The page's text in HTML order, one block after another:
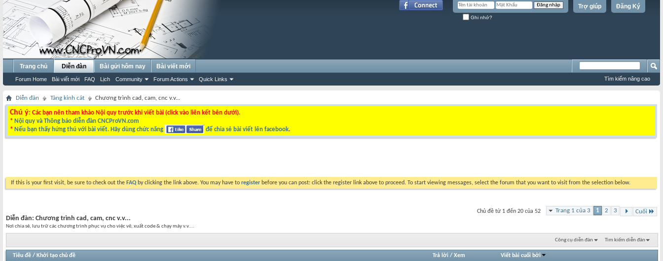
Đăng Ký
Trợ giúp
Ghi nhớ?
Trang chủ Diễn đàn
Forum Home Bài viết mới FAQ Lịch Community Forum Actions Quick Links
Bài gửi hôm nay Bài viết mới
Tìm kiếm nâng cao
Diễn đàn Tàng kinh cát Chương trình cad, cam, cnc v.v...
Chú ý: Các bạn nên tham khảo Nội quy trước khi viết bài (click vào liên kết bên dưới).
* Nội quy và Thông báo diễn đàn CNCProVN.com
* Nếu bạn thấy hứng thú với bài viết. Hãy dùng chức năng để chia sẻ bài viết lên facebook.
If this is your first visit, be sure to check out the FAQ by clicking the link above. You may have to register before you can post: click the register link above to proceed. To start viewing messages, select the forum that you want to visit from the selection below.
Trang 1 của 3 1 2 3 Cuối
Chủ đề từ 1 đến 20 của 52
Diễn đàn: Chương trình cad, cam, cnc v.v...
Nơi chia sẻ, lưu trữ các chương trình phục vụ cho việc vẽ, xuất code & chạy máy v.v....
Công cụ diễn đàn Tìm kiếm diễn đàn
Tiêu đề / Khởi tạo chủ đề Trả lời/ Xem Viết bài cuối bởi